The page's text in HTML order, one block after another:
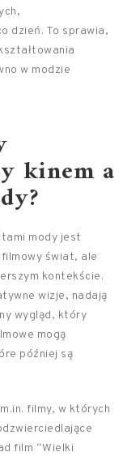
dzień. To sprawia,
w modzie
kinem a
mody jest
świat, ale
kontekście.
wizje, nadają
wygląd, który
mogą
później są
filmy, w których
film “Wielki